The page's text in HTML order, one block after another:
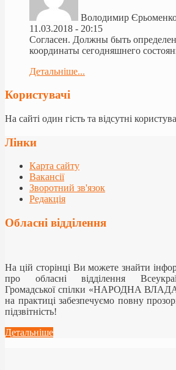
Володимир
11.03.2018 - 20:15
Согласен. Должны быть
координаты сегодняшнего
Детальніше...
Користувачі
На сайті один гість та відсутні
Лінки
Карта сайту
Вакансії
Зворотний зв'язок
Редакція
Обласні відділення
На цій сторінці Ви можете знайти
про обласні відділення
Громадської спілки «НАРОДНА
на практиці забезпечуємо повну
підзвітність!
Детальніше